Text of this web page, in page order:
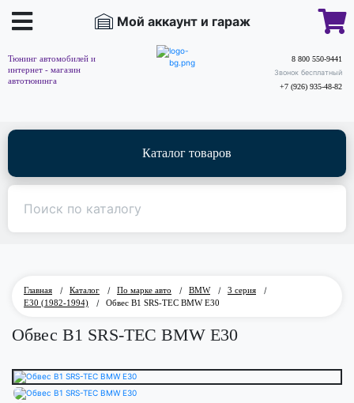
Мой аккаунт и гараж
Тюнинг автомобилей и
интернет - магазин
автотюнинга
8 800 550-9441
Звонок бесплатный
+7 (926) 935-48-82
Каталог товаров
Главная / Каталог / По марке авто / BMW / 3 серия
/
E30 (1982-1994)
/ Обвес B1 SRS-TEC BMW E30
Обвес B1 SRS-TEC BMW E30